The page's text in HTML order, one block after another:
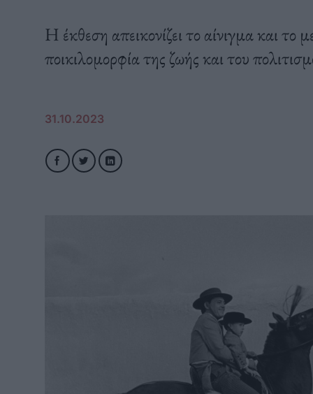
Η έκθεση απεικονίζει το αίνιγμα και
ποικιλομορφία της ζωής και του
31.10.2023